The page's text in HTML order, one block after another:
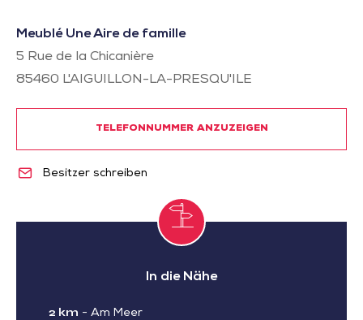
Meublé Une Aire de famille
5 Rue de la Chicanière
85460 L'AIGUILLON-LA-PRESQU'ILE
TELEFONNUMMER ANZUZEIGEN
Besitzer schreiben
In die Nähe
2 km - Am Meer